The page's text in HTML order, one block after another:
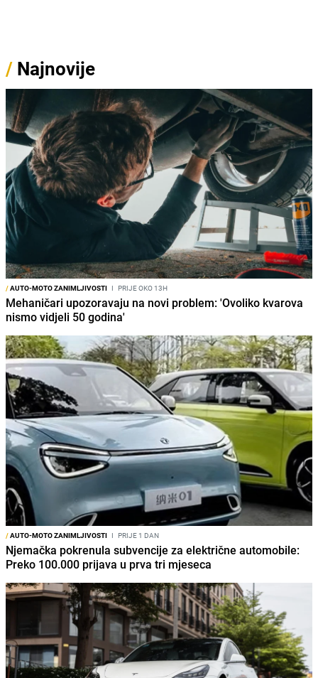
/ Najnovije
/AUTO-MOTO ZANIMLJIVOSTI I PRIJE OKO 13H
Mehaničari upozoravaju na novi problem: 'Ovoliko kvarova
nismo vidjeli 50 godina'
/AUTO-MOTO ZANIMLJIVOSTI I PRIJE 1 DAN
Njemačka pokrenula subvencije za električne automobile:
Preko 100.000 prijava u prva tri mjeseca